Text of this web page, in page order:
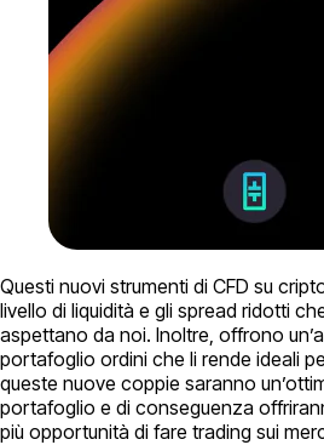
Questi nuovi strumenti di CFD su
livello di liquidità e gli spread ridotti
aspettano da noi. Inoltre, offrono
portafoglio ordini che li rende ideali
queste nuove coppie saranno
portafoglio e di conseguenza
più opportunità di fare trading sui